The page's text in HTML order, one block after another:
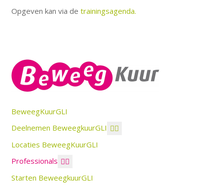
Opgeven kan via de trainingsagenda.
BeweegKuurGLI
Deelnemen BeweegkuurGLI
Locaties BeweegKuurGLI
Professionals
Starten BeweegkuurGLI